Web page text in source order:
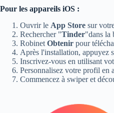
Pour les appareils iOS :
Ouvrir le App Store sur
Rechercher "Tinder"dans la
Robinet Obtenir pour
Après l'installation, appuyez
Inscrivez-vous en utilisant
Personnalisez votre profil en
Commencez à swiper et